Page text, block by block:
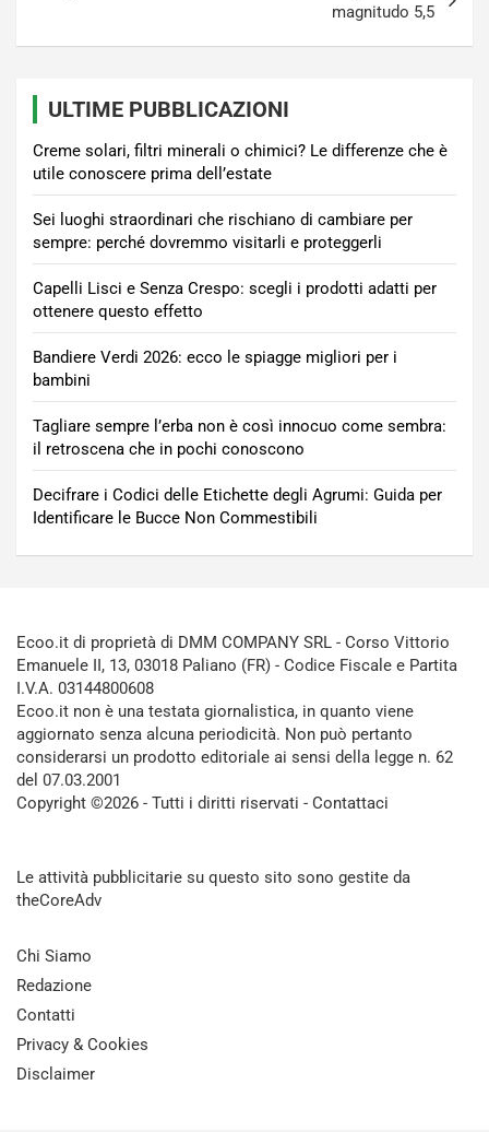
magnitudo 5,5
ULTIME PUBBLICAZIONI
Creme solari, filtri minerali o chimici? Le differenze che è
utile conoscere prima dell’estate
Sei luoghi straordinari che rischiano di cambiare per
sempre: perché dovremmo visitarli e proteggerli
Capelli Lisci e Senza Crespo: scegli i prodotti adatti per
ottenere questo effetto
Bandiere Verdi 2026: ecco le spiagge migliori per i
bambini
Tagliare sempre l’erba non è così innocuo come sembra:
il retroscena che in pochi conoscono
Decifrare i Codici delle Etichette degli Agrumi: Guida per
Identificare le Bucce Non Commestibili
Ecoo.it di proprietà di DMM COMPANY SRL - Corso Vittorio
Emanuele II, 13, 03018 Paliano (FR) - Codice Fiscale e Partita
I.V.A. 03144800608
Ecoo.it non è una testata giornalistica, in quanto viene
aggiornato senza alcuna periodicità. Non può pertanto
considerarsi un prodotto editoriale ai sensi della legge n. 62
del 07.03.2001
Copyright ©2026 - Tutti i diritti riservati - Contattaci
Le attività pubblicitarie su questo sito sono gestite da
theCoreAdv
Chi Siamo
Redazione
Contatti
Privacy & Cookies
Disclaimer